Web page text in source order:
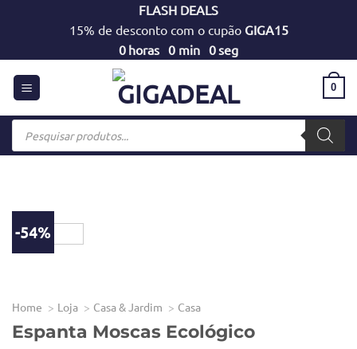
FLASH DEALS
15% de desconto com o cupão GIGA15
0 horas 0 min 0seg
0
Products
search
-54%
Home Loja Casa & Jardim Casa
Espanta Moscas Ecológico